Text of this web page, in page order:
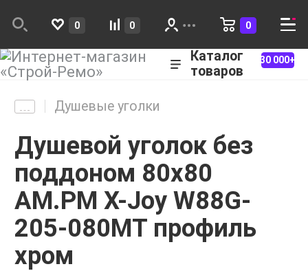
0 0 0
Каталог
товаров
30 000+
Душевые уголки
Душевой уголок без
поддоном 80x80
AM.PM X-Joy W88G-
205-080MТ профиль
хром